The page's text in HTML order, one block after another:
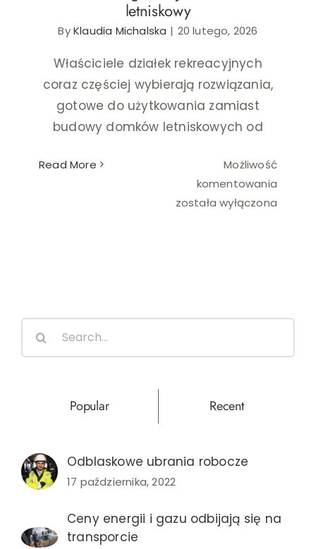
Ślub i wesele
Wystrój wnętrz
letniskowy
ByKlaudia Michalska | 20 lutego, 2026
Właściciele działek rekreacyjnych
coraz częściej wybierają rozwiązania,
gotowe do użytkowania zamiast
budowy domków letniskowych od
Read More
Możliwość
komentowania
została wyłączona
Popular Recent
Odblaskowe ubrania robocze
17 października, 2022
Ceny energii i gazu odbijają się na
transporcie